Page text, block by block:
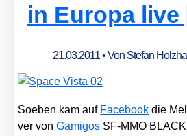
in Europa live
21.03.2011• Von Stefan
Soeben kam auf Face­book die
ver vonGami­gos SF-MMO